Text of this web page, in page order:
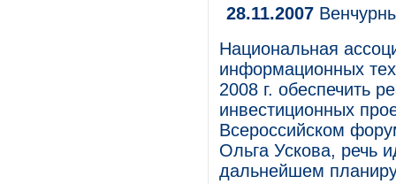
28.11.2007
Национальная
информационных
2008 г. обеспечить
инвестиционных
Всероссийском
Ольга Ускова, речь
дальнейшем